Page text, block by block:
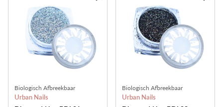
Biologisch Afbreekbaar
Urban Nails
Biologisch Afbreekbaar
Urban Nails